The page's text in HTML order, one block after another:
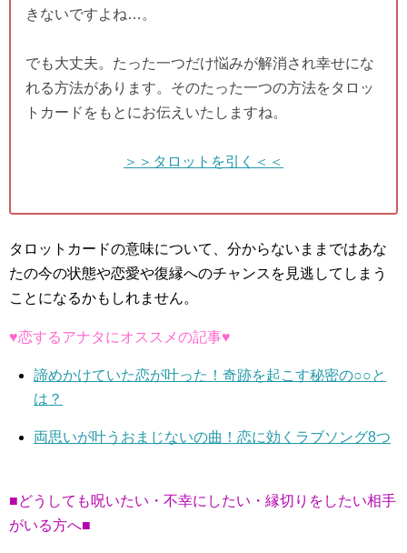
きないですよね…。
でも大丈夫。たった一つだけ悩みが解消され幸せにな
れる方法があります。そのたった一つの方法をタロッ
トカードをもとにお伝えいたしますね。
＞＞タロットを引く＜＜
タロットカードの意味について、分からないままではあな
たの今の状態や恋愛や復縁へのチャンスを見逃してしまう
ことになるかもしれません。
♥恋するアナタにオススメの記事♥
諦めかけていた恋が叶った！奇跡を起こす秘密の○○と
は？
両思いが叶うおまじないの曲！恋に効くラブソング8つ
■どうしても呪いたい・不幸にしたい・縁切りをしたい相手
がいる方へ■